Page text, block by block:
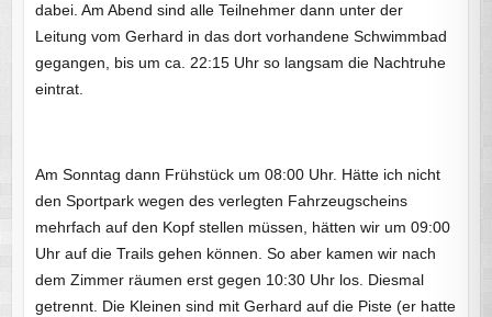
dabei. Am Abend sind alle Teilnehmer dann unter der
Leitung vom Gerhard in das dort vorhandene Schwimmbad
gegangen, bis um ca. 22:15 Uhr so langsam die Nachtruhe
eintrat.
Am Sonntag dann Frühstück um 08:00 Uhr. Hätte ich nicht
den Sportpark wegen des verlegten Fahrzeugscheins
mehrfach auf den Kopf stellen müssen, hätten wir um 09:00
Uhr auf die Trails gehen können. So aber kamen wir nach
dem Zimmer räumen erst gegen 10:30 Uhr los. Diesmal
getrennt. Die Kleinen sind mit Gerhard auf die Piste (er hatte